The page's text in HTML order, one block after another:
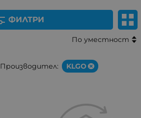
ФИЛТРИ
По уместност
Производител: KLGO